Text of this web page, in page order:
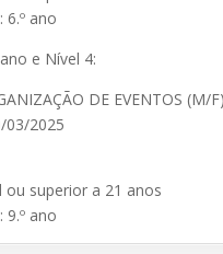
6.º ano
e Nível 4:
DE EVENTOS (M/F)
03/2025
ou superior a 21 anos
9.º ano